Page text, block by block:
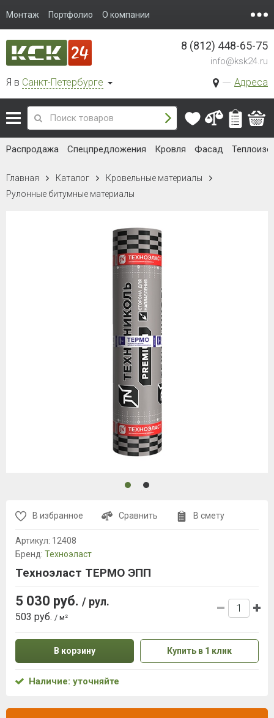
Монтаж Портфолио О компании
Я в Санкт-Петербурге Адреса
8 (812) 448-65-75
info@ksk24.ru
Распродажа Спецпредложения Кровля Фасад
Главная Каталог
Кровельные материалы
Рулонные битумные материалы
В избранное Сравнить В смету
Артикул: 12408
Бренд: Техноэласт
Техноэласт ТЕРМО ЭПП
5 030 руб. / рул.
503 руб. / м²
В корзину Купить в 1 клик
Наличие: уточняйте